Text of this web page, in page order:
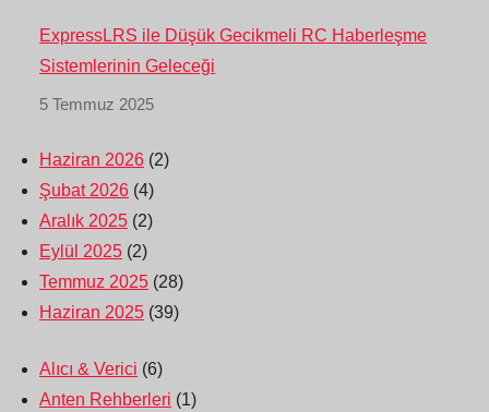
ExpressLRS ile Düşük Gecikmeli RC Haberleşme
Sistemlerinin Geleceği
5 Temmuz 2025
Haziran 2026 (2)
Şubat 2026 (4)
Aralık 2025 (2)
Eylül 2025 (2)
Temmuz 2025 (28)
Haziran 2025 (39)
Alıcı & Verici (6)
Anten Rehberleri (1)